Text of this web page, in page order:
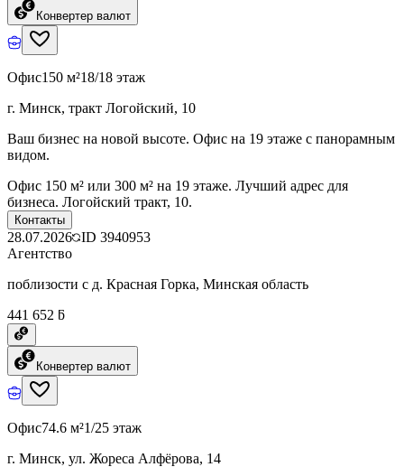
Конвертер валют
Офис150 м²18/18 этаж
г. Минск, тракт Логойский, 10
Ваш бизнес на новой высоте. Офис на 19 этаже с панорамным
видом.
Офис 150 м² или 300 м² на 19 этаже. Лучший адрес для
бизнеса. Логойский тракт, 10.
Контакты
28.07.2026 ID 3940953
Агентство
поблизости с д. Красная Горка, Минская область
441 652 ƃ
Конвертер валют
Офис74.6 м²1/25 этаж
г. Минск, ул. Жореса Алфёрова, 14